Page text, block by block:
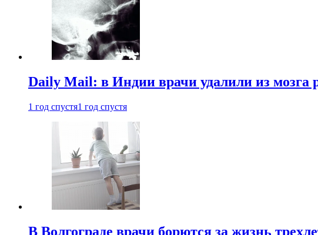
Daily Mail: в Индии врачи удалили из мозга
1 год спустя1 год спустя
В Волгограде врачи борются за жизнь